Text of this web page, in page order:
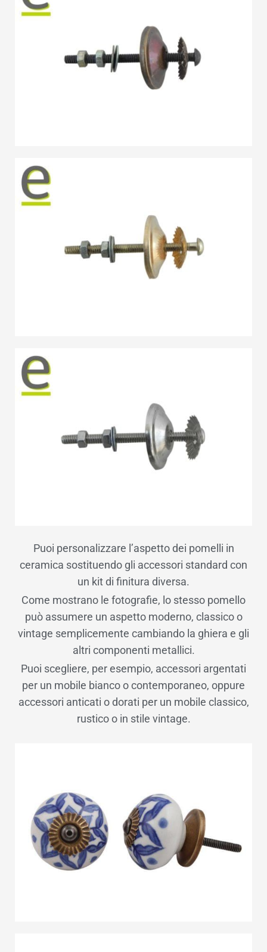
Puoi personalizzare l’aspetto dei pomelli in
ceramica sostituendo gli accessori standard con
un kit di finitura diversa.
Come mostrano le fotografie, lo stesso pomello
può assumere un aspetto moderno, classico o
vintage semplicemente cambiando la ghiera e gli
altri componenti metallici.
Puoi scegliere, per esempio, accessori argentati
per un mobile bianco o contemporaneo, oppure
accessori anticati o dorati per un mobile classico,
rustico o in stile vintage.